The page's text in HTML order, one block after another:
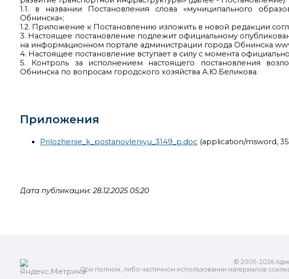
1.1. в названии Постановления слова «муниципального
Обнинска»;
1.2. Приложение к Постановлению изложить в новой редакции
3. Настоящее постановление подлежит официальному
на информационном портале администрации города Обнинска
4. Настоящее постановление вступает в силу с момента
5. Контроль за исполнением настоящего постановления
Обнинска по вопросам городского хозяйства А.Ю.Беликова.
Приложения
Prilozhenie_k_postanovleniyu_3149_p.doc (application/msword,
Дата публикации: 28.12.2025 05:20
© 2009-2026
При полном, либо частичном использовании материалов